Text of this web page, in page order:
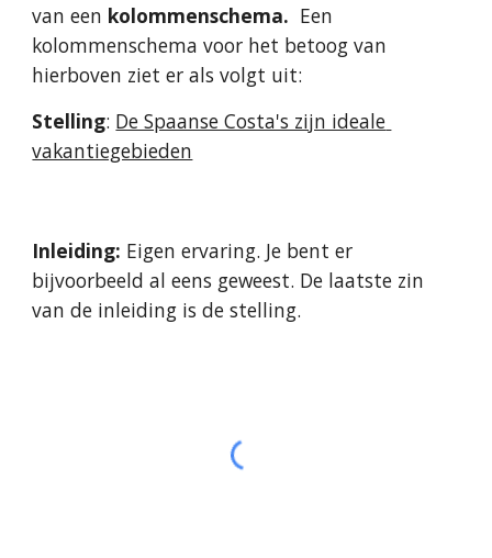
van een kolommenschema. Een
kolommenschema voor het betoog van
hierboven ziet er als volgt uit:
Stelling: De Spaanse Costa's zijn ideale
vakantiegebieden
Inleiding: Eigen ervaring. Je bent er
bijvoorbeeld al eens geweest. De laatste zin
van de inleiding is de stelling.